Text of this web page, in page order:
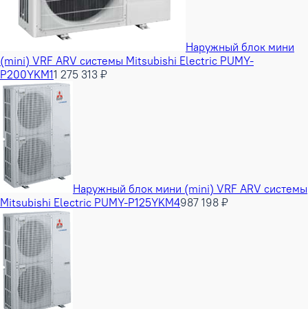
Наружный блок мини
(mini) VRF ARV системы Mitsubishi Electric PUMY-
P200YKM11 275 313 ₽
Наружный блок мини (mini) VRF ARV системы
Mitsubishi Electric PUMY-P125YKM4987 198 ₽